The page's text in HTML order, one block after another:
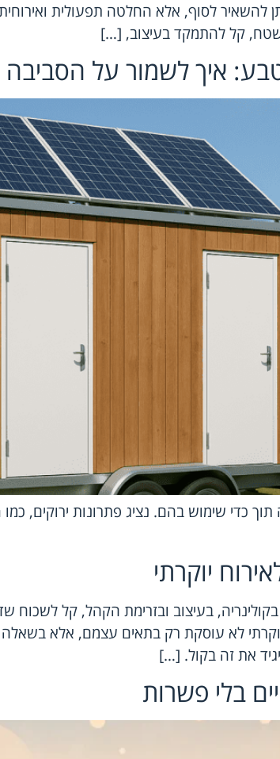
להשאיר לסוף, אלא החלטה תפעולית
קל להתמקד בעיצוב, […]
איך לשמור על הסביבה
כדי שימוש בהם. נציג פתרונות ירוקים,
יוקרתי
בקולינריה, בעיצוב ובזרימת הקהל, קל
יוקרתי לא עוסקת רק בתאים עצמם, אלא
את זה בקול. […]
בלי פשרות